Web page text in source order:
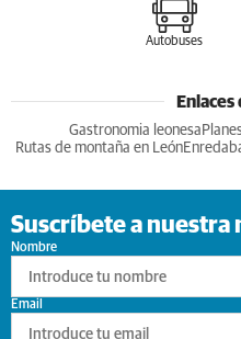
Autobuses
Gastronomia leonesa
Rutas de montaña en León
Suscríbete a nuestra
Nombre
Email